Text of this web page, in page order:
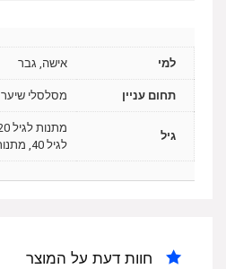
למי אישה, גבר
תחום עניין מסלסלי שיער
גיל
לגיל 40, מתנות לגיל 50
חוות דעת על המוצר